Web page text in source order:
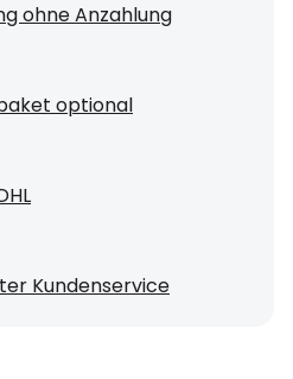
ohne Anzahlung
optional
Kundenservice